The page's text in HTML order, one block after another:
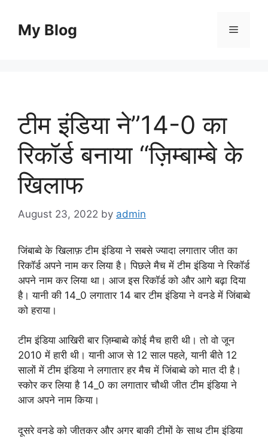
contentMy Blog Menu
टीम इंडिया ने”14-0 का
रिकॉर्ड बनाया “ज़िम्बाम्बे के
खिलाफ
August 23, 2022 by admin
जिंबाब्वे के खिलाफ़ टीम इंडिया ने सबसे ज्यादा लगातार जीत का
रिकॉर्ड अपने नाम कर लिया है। पिछले मैच में टीम इंडिया ने रिकॉर्ड
अपने नाम कर लिया था। आज इस रिकॉर्ड को और आगे बढ़ा दिया
है। यानी की 14_0 लगातार 14 बार टीम इंडिया ने वनडे में जिंबाब्वे
को हराया।
टीम इंडिया आखिरी बार ज़िम्बाब्वे कोई मैच हारी थी। तो वो जून
2010 में हारी थी। यानी आज से 12 साल पहले, यानी बीते 12
सालों में टीम इंडिया ने लगातार हर मैच में जिंबाब्वे को मात दी है।
स्कोर कर लिया है 14_0 का लगातार चौथी जीत टीम इंडिया ने
आज अपने नाम किया।
दूसरे वनडे को जीतकर और अगर बाकी टीमों के साथ टीम इंडिया